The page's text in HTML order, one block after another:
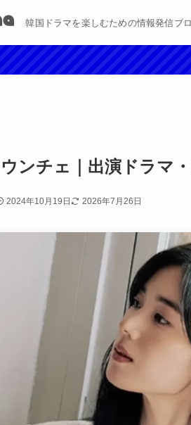
韓国ドラマを楽しむための情報発信ブ
ンチェ｜出演ドラマ
2024年10月19日 2026年7月26日